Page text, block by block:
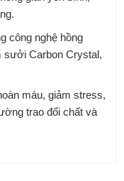
công nghệ hồng
sưởi Carbon Crystal,
máu, giảm stress,
trao đổi chất và